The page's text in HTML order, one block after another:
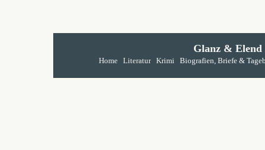
Glanz & Elend
Home Literatur Krimi Biografien, Briefe &